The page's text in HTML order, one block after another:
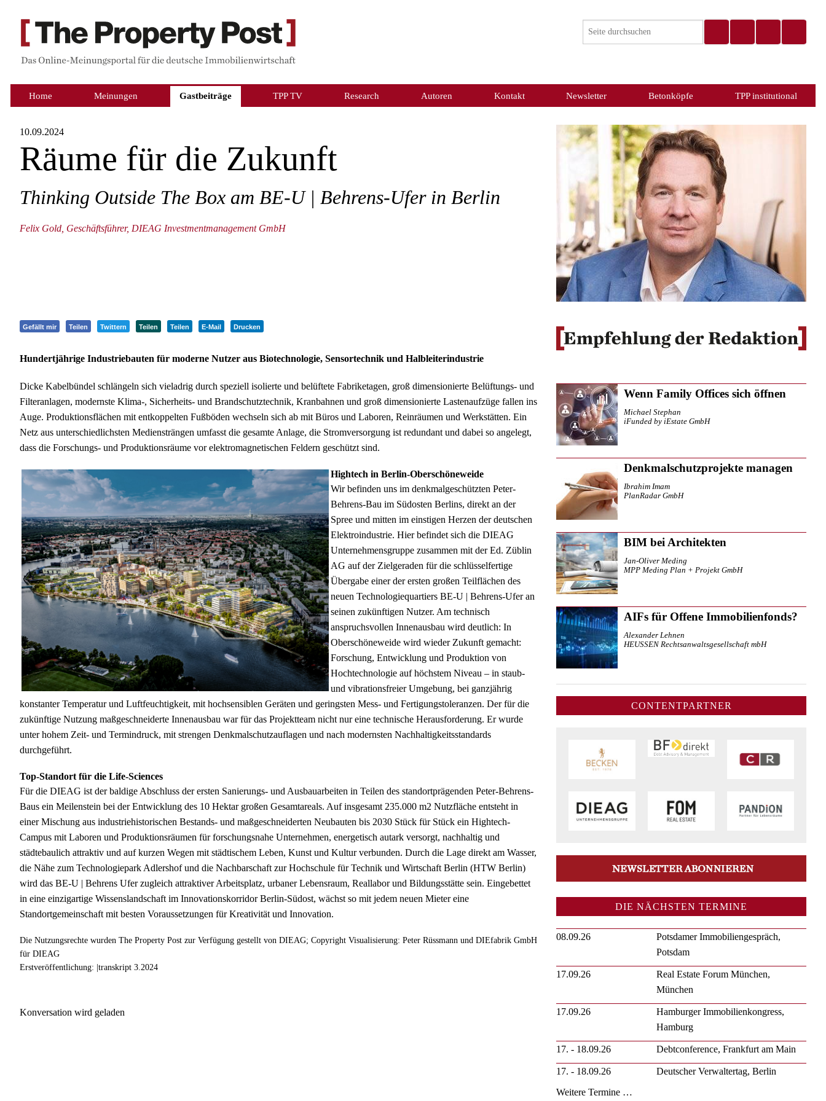
Home Meinungen Gastbeiträge TPP TV Research Autoren Kontakt Newsletter Betonköpfe TPP institutional
10.09.2024
Räume für die Zukunft
Thinking Outside The Box am BE-U | Behrens-Ufer in Berlin
Felix Gold, Geschäftsführer, DIEAG Investmentmanagement GmbH
Gefällt mir Teilen Twittern Teilen Teilen E-Mail Drucken
Hundertjährige Industriebauten für moderne Nutzer aus Biotechnologie, Sensortechnik und Halbleiterindustrie
Dicke Kabelbündel schlängeln sich vieladrig durch speziell isolierte und belüftete Fabriketagen, groß dimensionierte Belüftungs- und
Filteranlagen, modernste Klima-, Sicherheits- und Brandschutztechnik, Kranbahnen und groß dimensionierte Lastenaufzüge fallen ins
Auge. Produktionsflächen mit entkoppelten Fußböden wechseln sich ab mit Büros und Laboren, Reinräumen und Werkstätten. Ein
Netz aus unterschiedlichsten Mediensträngen umfasst die gesamte Anlage, die Stromversorgung ist redundant und dabei so angelegt,
dass die Forschungs- und Produktionsräume vor elektromagnetischen Feldern geschützt sind.
Hightech in Berlin-Oberschöneweide
Wir befinden uns im denkmalgeschützten Peter-
Behrens-Bau im Südosten Berlins, direkt an der
Spree und mitten im einstigen Herzen der deutschen
Elektroindustrie. Hier befindet sich die DIEAG
Unternehmensgruppe zusammen mit der Ed. Züblin
AG auf der Zielgeraden für die schlüsselfertige
Übergabe einer der ersten großen Teilflächen des
neuen Technologiequartiers BE-U | Behrens-Ufer an
seinen zukünftigen Nutzer. Am technisch
anspruchsvollen Innenausbau wird deutlich: In
Oberschöneweide wird wieder Zukunft gemacht:
Forschung, Entwicklung und Produktion von
Hochtechnologie auf höchstem Niveau – in staub-
und vibrationsfreier Umgebung, bei ganzjährig
konstanter Temperatur und Luftfeuchtigkeit, mit hochsensiblen Geräten und geringsten Mess- und Fertigungstoleranzen. Der für die
zukünftige Nutzung maßgeschneiderte Innenausbau war für das Projektteam nicht nur eine technische Herausforderung. Er wurde
unter hohem Zeit- und Termindruck, mit strengen Denkmalschutzauflagen und nach modernsten Nachhaltigkeitsstandards
durchgeführt.
Top-Standort für die Life-Sciences
Für die DIEAG ist der baldige Abschluss der ersten Sanierungs- und Ausbauarbeiten in Teilen des standortprägenden Peter-Behrens-
Baus ein Meilenstein bei der Entwicklung des 10 Hektar großen Gesamtareals. Auf insgesamt 235.000 m2 Nutzfläche entsteht in
einer Mischung aus industriehistorischen Bestands- und maßgeschneiderten Neubauten bis 2030 Stück für Stück ein Hightech-
Campus mit Laboren und Produktionsräumen für forschungsnahe Unternehmen, energetisch autark versorgt, nachhaltig und
städtebaulich attraktiv und auf kurzen Wegen mit städtischem Leben, Kunst und Kultur verbunden. Durch die Lage direkt am Wasser,
die Nähe zum Technologiepark Adlershof und die Nachbarschaft zur Hochschule für Technik und Wirtschaft Berlin (HTW Berlin)
wird das BE-U | Behrens Ufer zugleich attraktiver Arbeitsplatz, urbaner Lebensraum, Reallabor und Bildungsstätte sein. Eingebettet
in eine einzigartige Wissenslandschaft im Innovationskorridor Berlin-Südost, wächst so mit jedem neuen Mieter eine
Standortgemeinschaft mit besten Voraussetzungen für Kreativität und Innovation.
Die Nutzungsrechte wurden The Property Post zur Verfügung gestellt von DIEAG; Copyright Visualisierung: Peter Rüssmann und DIEfabrik GmbH
für DIEAG
Erstveröffentlichung: |transkript 3.2024
Konversation wird geladen
Wenn Family Offices sich öffnen
Michael Stephan
iFunded by iEstate GmbH
Denkmalschutzprojekte managen
Ibrahim Imam
PlanRadar GmbH
BIM bei Architekten
Jan-Oliver Meding
MPP Meding Plan + Projekt GmbH
AIFs für Offene Immobilienfonds?
Alexander Lehnen
HEUSSEN Rechtsanwaltsgesellschaft mbH
CONTENTPARTNER
DIE NÄCHSTEN TERMINE
08.09.26
Potsdamer Immobiliengespräch,
Potsdam
17.09.26
Real Estate Forum München,
München
17.09.26
Hamburger Immobilienkongress,
Hamburg
17. - 18.09.26 Debtconference, Frankfurt am Main
17. - 18.09.26
Deutscher Verwaltertag, Berlin
Weitere Termine …